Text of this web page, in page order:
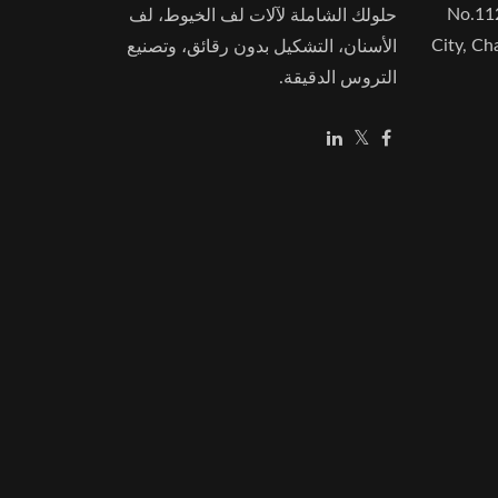
حلولك الشاملة لآلات لف الخيوط، لف
الأسنان، التشكيل بدون رقائق، وتصنيع
التروس الدقيقة.
City,